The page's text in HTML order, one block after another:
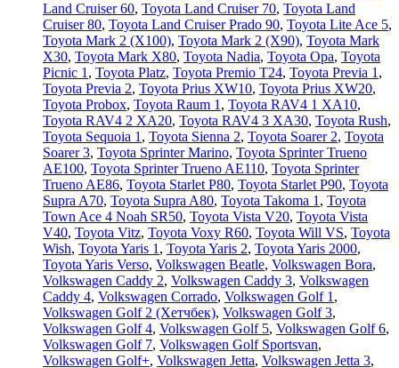
Land Cruiser 60, Toyota Land Cruiser 70, Toyota Land
Cruiser 80, Toyota Land Cruiser Prado 90, Toyota Lite Ace 5,
Toyota Mark 2 (Х100), Toyota Mark 2 (Х90), Toyota Mark
X30, Toyota Mark X80, Toyota Nadia, Toyota Opa, Toyota
Picnic 1 , Toyota Platz, Toyota Premio T24, Toyota Previa 1 ,
Toyota Previa 2, Toyota Prius XW10, Toyota Prius XW20,
Toyota Probox, Toyota Raum 1 , Toyota RAV4 1 XA10,
Toyota RAV4 2 XA20, Toyota RAV4 3 XA30, Toyota Rush,
Toyota Sequoia 1 , Toyota Sienna 2, Toyota Soarer 2, Toyota
Soarer 3, Toyota Sprinter Marino, Toyota Sprinter Trueno
AE100, Toyota Sprinter Trueno AE110, Toyota Sprinter
Trueno AE86, Toyota Starlet P80, Toyota Starlet P90, Toyota
Supra A70, Toyota Supra A80, Toyota Takoma 1 , Toyota
Town Ace 4 Noah SR50, Toyota Vista V20, Toyota Vista
V40, Toyota Vitz, Toyota Voxy R60, Toyota Will VS, Toyota
Wish, Toyota Yaris 1 , Toyota Yaris 2, Toyota Yaris 2000,
Toyota Yaris Verso, Volkswagen Beatle, Volkswagen Bora,
Volkswagen Caddy 2, Volkswagen Caddy 3, Volkswagen
Caddy 4, Volkswagen Corrado, Volkswagen Golf 1 ,
Volkswagen Golf 2 (Хетчбек), Volkswagen Golf 3,
Volkswagen Golf 4, Volkswagen Golf 5, Volkswagen Golf 6,
Volkswagen Golf 7, Volkswagen Golf Sportsvan,
Volkswagen Golf+, Volkswagen Jetta, Volkswagen Jetta 3,